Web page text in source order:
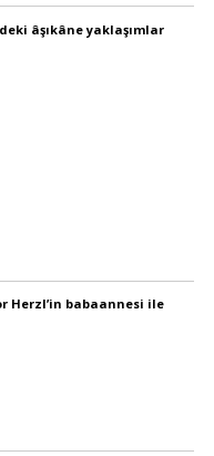
âşıkâne yaklaşımlar
Herzl’in babaannesi ile